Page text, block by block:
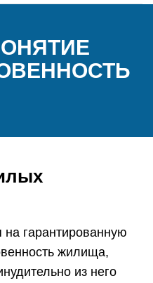
гарантированную
жилища,
из него